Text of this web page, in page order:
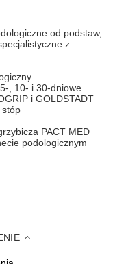
od podstaw,
z
, 10- i 30-dniowe
i GOLDSTADT
stóp
PACT MED
podologicznym